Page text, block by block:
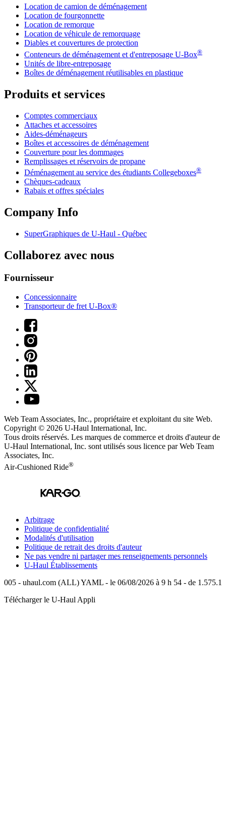
Location de camion de déménagement
Location de fourgonnette
Location de remorque
Location de véhicule de remorquage
Diables et couvertures de protection
Conteneurs de déménagement et d'entreposage U-Box®
Unités de libre-entreposage
Boîtes de déménagement réutilisables en plastique
Produits et services
Comptes commerciaux
Attaches et accessoires
Aides-déménageurs
Boîtes et accessoires de déménagement
Couverture pour les dommages
Remplissages et réservoirs de propane
Déménagement au service des étudiants Collegeboxes®
Chèques-cadeaux
Rabais et offres spéciales
Company Info
SuperGraphiques de U-Haul - Québec
Collaborez avec nous
Fournisseur
Concessionnaire
Transporteur de fret U-Box®
Web Team Associates, Inc., propriétaire et exploitant du site Web.
Copyright © 2026 U-Haul International, Inc.
Tous droits réservés. Les marques de commerce et droits d'auteur de
U-Haul International, Inc. sont utilisés sous licence par Web Team
Associates, Inc.
Air-Cushioned Ride®
Arbitrage
Politique de confidentialité
Modalités d'utilisation
Politique de retrait des droits d'auteur
Ne pas vendre ni partager mes renseignements personnels
U-Haul Établissements
005 - uhaul.com (ALL) YAML - le 06/08/2026 à 9 h 54 - de 1.575.1
Télécharger le U-Haul Appli